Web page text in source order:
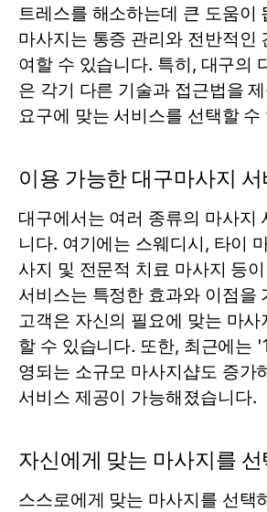
트레스를 해소하는데 큰 도움이
마사지는 통증 관리와 전반적인
여할 수 있습니다. 특히, 대구의
은 각기 다른 기술과 접근법을
요구에 맞는 서비스를 선택할 수
이용 가능한 대구마사지
대구에서는 여러 종류의 마사지
니다. 여기에는 스웨디시, 타이
사지 및 전문적 치료 마사지 등
서비스는 특정한 효과와 이점을
고객은 자신의 필요에 맞는 마사
할 수 있습니다. 또한, 최근에는
영되는 소규모 마사지샵도 증가
서비스 제공이 가능해졌습니다.
자신에게 맞는 마사지를
스스로에게 맞는 마사지를 선택